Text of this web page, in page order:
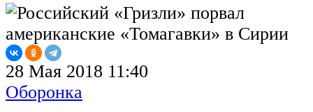
28 Мая 2018 11:40
Оборонка